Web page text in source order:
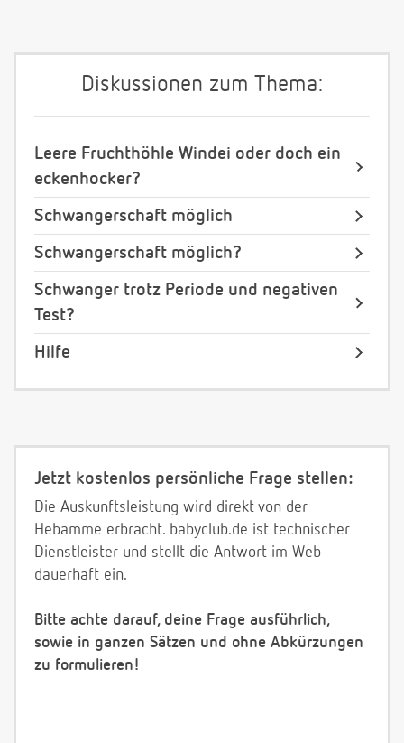
Diskussionen zum Thema:
Leere Fruchthöhle Windei oder doch ein
eckenhocker?
Schwangerschaft möglich
Schwangerschaft möglich?
Schwanger trotz Periode und negativen
Test?
Hilfe
Jetzt kostenlos persönliche Frage stellen:
Die Auskunftsleistung wird direkt von der
Hebamme erbracht. babyclub.de ist technischer
Dienstleister und stellt die Antwort im Web
dauerhaft ein.
Bitte achte darauf, deine Frage ausführlich,
sowie in ganzen Sätzen und ohne Abkürzungen
zu formulieren!